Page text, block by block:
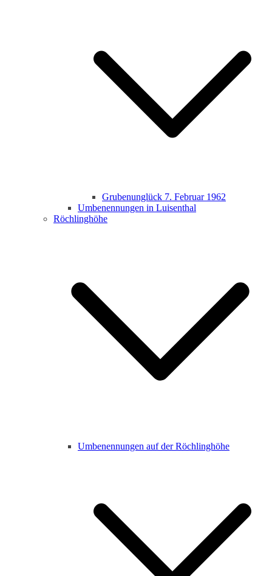
Grubenunglück 7. Februar 1962
Umbenennungen in Luisenthal
Röchlinghöhe
Umbenennungen auf der Röchlinghöhe